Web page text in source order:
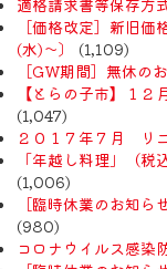
［価格改定］新旧
(水)〜〕
(1,109)
［GW期間］無休の
【とらの子市】１
(1,047)
２０１７年７月 リ
「年越し料理」（
(1,006)
［臨時休業のお知ら
(980)
コロナウイルス感染